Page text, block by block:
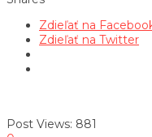
Zdieľať na
Zdieľať na Twitter
Post Views: 881